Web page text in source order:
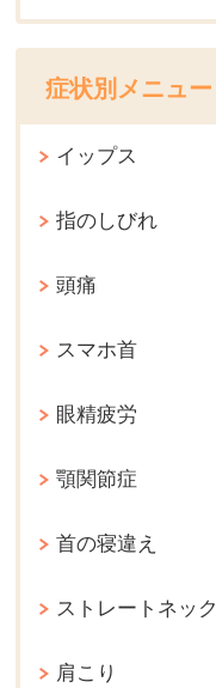
症状別メニュー
イップス
指のしびれ
頭痛
スマホ首
眼精疲労
顎関節症
首の寝違え
ストレートネック
肩こり